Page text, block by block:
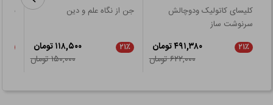
کلیسای کاتولیک ودوچالش
سرنوشت ساز
۲۱٪
۴۹۱,۳۸۰ تومان
۶۲۲,۰۰۰ تومان
جن از نگاه علم و دین
۲۱٪
۱۱۸,۵۰۰ تومان
۱۵۰,۰۰۰ تومان